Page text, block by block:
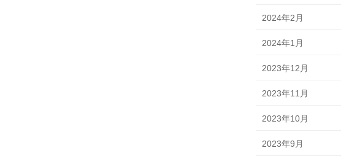
2024年2月
2024年1月
2023年12月
2023年11月
2023年10月
2023年9月